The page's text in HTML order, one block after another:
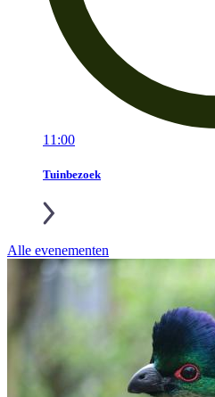
11:00
Tuinbezoek
Alle evenementen